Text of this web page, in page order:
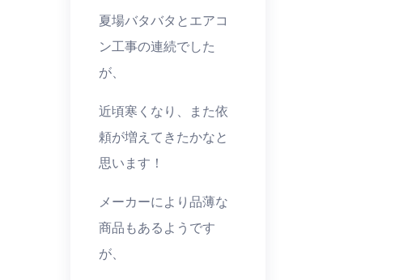
夏場バタバタとエアコ
ン工事の連続でした
が、
近頃寒くなり、また依
頼が増えてきたかなと
思います！
メーカーにより品薄な
商品もあるようです
が、